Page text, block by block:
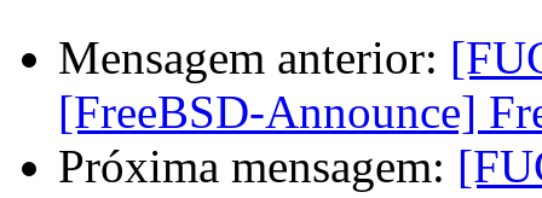
Mensagem anterior:
[FreeBSD-Announce]
Próxima mensagem: